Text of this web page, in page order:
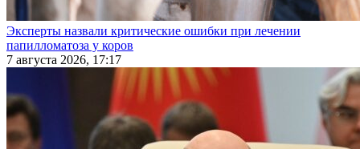
Эксперты назвали критические ошибки при лечении
папилломатоза у коров
7 августа 2026, 17:17